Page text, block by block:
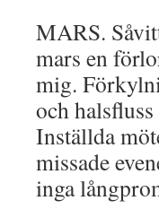
MARS.
mars en
mig.
och
Inställda
missade
inga